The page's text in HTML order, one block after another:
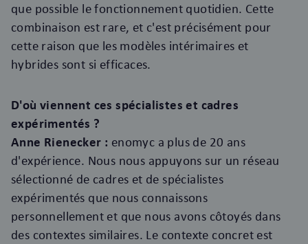
que possible le fonctionnement quotidien. Cette
combinaison est rare, et c'est précisément pour
cette raison que les modèles intérimaires et
hybrides sont si efficaces.
D'où viennent ces spécialistes et cadres
expérimentés ?
Anne Rienecker : enomyc a plus de 20 ans
d'expérience. Nous nous appuyons sur un réseau
sélectionné de cadres et de spécialistes
expérimentés que nous connaissons
personnellement et que nous avons côtoyés dans
des contextes similaires. Le contexte concret est